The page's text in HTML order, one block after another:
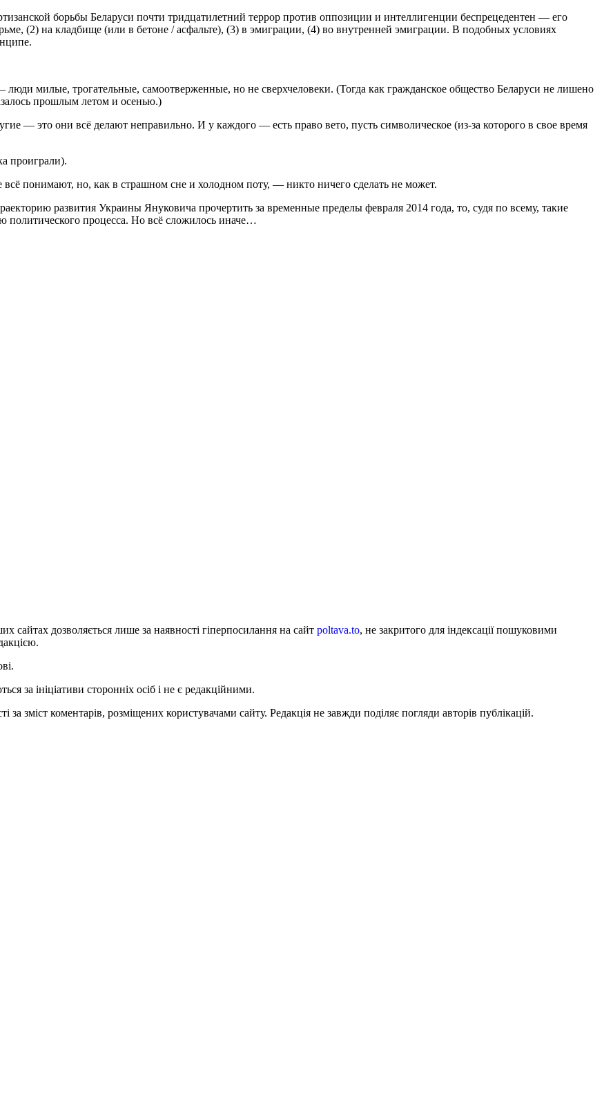
борьбы Беларуси почти тридцатилетний террор против оппозиции и интеллигенции беспрецедентен — его
(2) на кладбище (или в бетоне / асфальте), (3) в эмиграции, (4) во внутренней эмиграции. В подобных условиях
милые, трогательные, самоотверженные, но не сверхчеловеки. (Тогда как гражданское общество Беларуси не лишено
прошлым летом и осенью.)
— это они всё делают неправильно. И у каждого — есть право вето, пусть символическое (из-за которого в свое время
проиграли).
всё понимают, но, как в страшном сне и холодном поту, — никто ничего сделать не может.
развития Украины Януковича прочертить за временные пределы февраля 2014 года, то, судя по всему, такие
процесса. Но всё сложилось иначе…
сайтах дозволяється лише за наявності гіперпосилання на сайт poltava.to, не закритого для індексації пошуковими
за ініціативи сторонніх осіб і не є редакційними.
зміст коментарів, розміщених користувачами сайту. Редакція не завжди поділяє погляди авторів публікацій.